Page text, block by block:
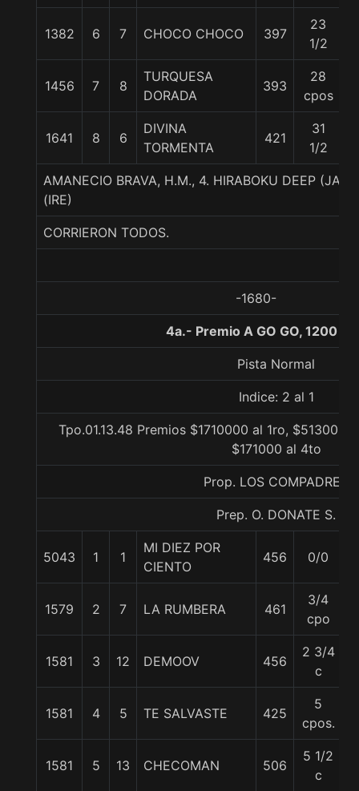
1382 6 7 CHOCO CHOCO 397
23
1/2
1456 7 8
TURQUESA
DORADA
393
28
cpos
1641 8 6
DIVINA
TORMENTA
421
31
1/2
AMANECIO BRAVA, H.M., 4. HIRABOKU DEEP
(IRE)
CORRIERON TODOS.
-1680-
4a.- Premio A GO GO, 1200
Pista Normal
Indice: 2 al 1
Tpo.01.13.48 Premios $1710000 al 1ro, $513000
$171000 al 4to
Prop. LOS COMPADRES
Prep. O. DONATE S.
5043 1 1
MI DIEZ POR
CIENTO
456 0/0
1579 2 7 LA RUMBERA 461
3/4
cpo
1581 3 12 DEMOOV 456
2 3/4
c
1581 4 5 TE SALVASTE 425
5
cpos.
1581 5 13 CHECOMAN 506
5 1/2
c